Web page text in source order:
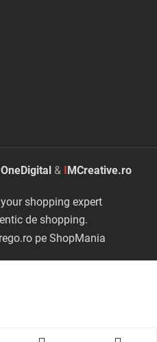
OneDigital & IMCreative.ro
Garantie: